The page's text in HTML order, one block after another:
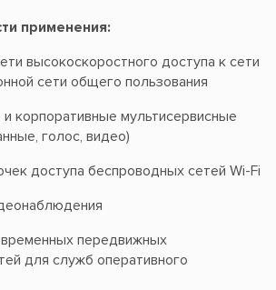
применения:
высокоскоростного доступа к сети
сети общего пользования
корпоративные мультисервисные
голос, видео)
доступа беспроводных сетей Wi-Fi
передвижных
для служб оперативного